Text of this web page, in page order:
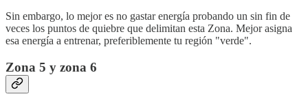
Sin embargo, lo mejor es no gastar energía probando un sin fin de
veces los puntos de quiebre que delimitan esta Zona. Mejor asigna
esa energía a entrenar, preferiblemente tu región "verde".
Zona 5 y zona 6